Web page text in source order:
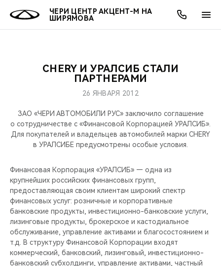
ЧЕРИ ЦЕНТР АКЦЕНТ-М НА
ШИРЯМОВА
МОДЕЛИ
КРОССОВЕРЫ
НОВИНКИ
ПОКУПАТЕЛЯМ
КРЕДИТ И СТРАХОВАНИЕ
ВЛАДЕЛЬЦАМ
ЗАПЧАСТИ И АКСЕССУАРЫ
ПОДДЕРЖКА
CHERY CONNECT
МИР CHERY
О БРЕНДЕ
CHERY В СОЦСЕТЯХ
ЛЮДИ CHERY
БЛАГОТВОРИТЕЛЬНОСТЬ
CHERY REMOTE
CHERY И СПОРТ
АКЦИИ
ОНЛАЙН СЕРВИСЫ
КРЕДИТ
О КОМПАНИИ
МЫ В СОЦСЕТЯХ
CHERY И УРАЛСИБ СТАЛИ
ПАРТНЕРАМИ
26 ЯНВАРЯ 2012
ЗАО «ЧЕРИ АВТОМОБИЛИ РУС» заключило соглашение
о сотрудничестве с «Финансовой Корпорацией УРАЛСИБ».
Для покупателей и владельцев автомобилей марки CHERY
в УРАЛСИБЕ предусмотрены особые условия.
Финансовая Корпорация «УРАЛСИБ» — одна из
крупнейших российских финансовых групп,
предоставляющая своим клиентам широкий спектр
финансовых услуг: розничные и корпоративные
банковские продукты, инвестиционно-банковские услуги,
лизинговые продукты, брокерское и кастодиальное
обслуживание, управление активами и благосостоянием и
т.д. В структуру Финансовой Корпорации входят
коммерческий, банковский, лизинговый, инвестиционно-
банковский субхолдинги, управление активами, частный